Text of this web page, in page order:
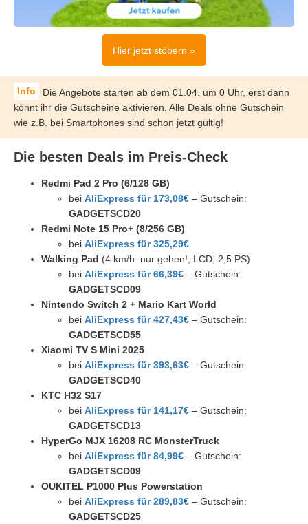
Hier jetzt stöbern »
Die Angebote starten ab dem 01.04. um 0 Uhr, erst dann
könnt ihr die Gutscheine aktivieren. Alle Deals ohne Gutschein
wie z.B. bei Smartphones sind schon jetzt gültig!
Die besten Deals im Preis-Check
Redmi Pad 2 Pro (6/128 GB)
bei AliExpress für 173,08€ – Gutschein:
GADGETSCD20
Redmi Note 15 Pro+ (8/256 GB)
bei AliExpress für 325,29€
Walking Pad (4 km/h: nur gehen!, LCD, 2,5 PS)
bei AliExpress für 66,39€ – Gutschein:
GADGETSCD09
Nintendo Switch 2 + Mario Kart World
bei AliExpress für 427,43€ – Gutschein:
GADGETSCD55
Xiaomi TV S Mini 2025
bei AliExpress für 393,63€ – Gutschein:
GADGETSCD40
KTC H32 S17
bei AliExpress für 141,17€ – Gutschein:
GADGETSCD13
HyperGo MJX 16208 RC MonsterTruck
bei AliExpress für 84,99€ – Gutschein:
GADGETSCD09
OUKITEL P1000 Plus Powerstation
bei AliExpress für 289,83€ – Gutschein:
GADGETSCD25